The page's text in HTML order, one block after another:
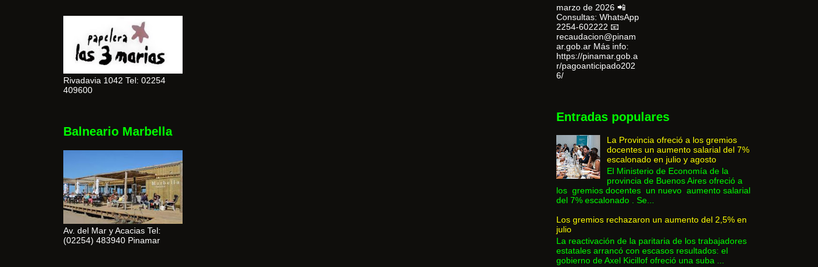
Rivadavia 1042 Tel: 02254
409600
Balneario Marbella
Av. del Mar y Acacias Tel:
(02254) 483940 Pinamar
marzo de 2026 📲
Consultas: WhatsApp
2254-602222 📧
recaudacion@pinam
ar.gob.ar Más info:
https://pinamar.gob.a
r/pagoanticipado202
6/
Entradas populares
La Provincia ofreció a los gremios
docentes un aumento salarial del 7%
escalonado en julio y agosto
El Ministerio de Economía de la
provincia de Buenos Aires ofreció a
los gremios docentes un nuevo aumento salarial
del 7% escalonado . Se...
Los gremios rechazaron un aumento del 2,5% en
julio
La reactivación de la paritaria de los trabajadores
estatales arrancó con escasos resultados: el
gobierno de Axel Kicillof ofreció una suba ...